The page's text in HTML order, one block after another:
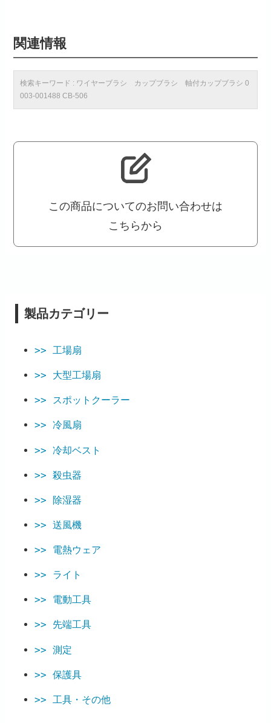
関連情報
検索キーワード : ワイヤーブラシ カップブラシ 軸付カップブラシ 0
003-001488 CB-506
この商品についてのお問い合わせは
こちらから
製品カテゴリー
工場扇
大型工場扇
スポットクーラー
冷風扇
冷却ベスト
殺虫器
除湿器
送風機
電熱ウェア
ライト
電動工具
先端工具
測定
保護具
工具・その他